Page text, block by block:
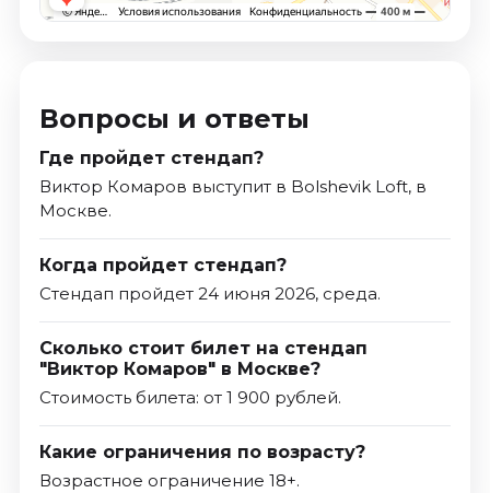
Вопросы и ответы
Где пройдет стендап?
Виктор Комаров выступит в Bolshevik Loft, в
Москве.
Когда пройдет стендап?
Стендап пройдет 24 июня 2026, среда.
Сколько стоит билет на стендап
"Виктор Комаров" в Москве?
Стоимость билета: от 1 900 рублей.
Какие ограничения по возрасту?
Возрастное ограничение 18+.